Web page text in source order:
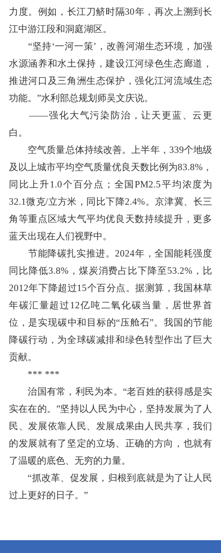
力度。例如，长江刀鲚时隔30年，再次上溯到长
江中游江段和洞庭湖区。
“坚持‘一河一策’，改善河湖生态环境，加强
水源涵养和水土保持，建设江河绿色生态廊道，
推进河口及三角洲生态保护，强化江河流域生态
功能。”水利部总规划师吴文庆说。
——强化大气污染防治，让天更蓝、云更
白。
空气质量总体持续改善。上半年，339个地级
及以上城市平均空气质量优良天数比例为83.8%，
同比上升1.0个百分点；全国PM2.5平均浓度为
32.1微克/立方米，同比下降2.4%。京津冀、长三
角等重点区域大气平均优良天数持续提升，更多
蓝天出现在人们视野中。
节能降碳扎实推进。2024年，全国能耗强度
同比降低3.8%，煤炭消费占比下降至53.2%，比
2012年下降超过15个百分点。据测算，我国林草
年碳汇量超过12亿吨二氧化碳当量，居世界首
位，是实现碳中和目标的“压舱石”。我国的节能
降碳行动，为全球碳减排和绿色转型作出了巨大
贡献。
*** ***
治国有常，利民为本。“老百姓的获得感是实
实在在的。”坚持以人民为中心，坚持发展为了人
民、发展依靠人民、发展成果由人民共享，我们
的发展就有了坚定的立场、正确的方向，也就有
了温暖的底色、无穷的力量。
“抓改革、促发展，归根到底就是为了让人民
过上更好的日子。”